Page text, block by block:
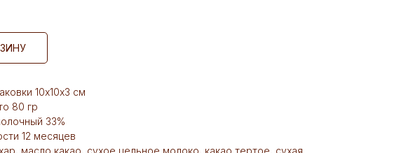
10х10х3 см
80 гр
33%
12 месяцев
масло какао, сухое цельное молоко, какао тертое, сухая